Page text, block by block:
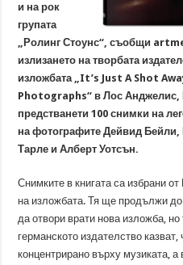
и на рок
групата
„Ролинг Стоунс“, съобщи
излизането на творбата
изложбата „It’s Just A Shot
Photographs“ в Лос Анджелис,
предстванети 100 снимки на
на фотографите Дейвид
Тарле и Алберт Уотсън.
Снимките в книгата са избрани
на изложбата. Тя ще продължи
да отвори врати нова изложба,
германското издателство
концентрирано върху музиката,